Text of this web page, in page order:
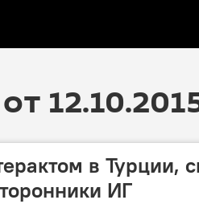
в Турции,
ИГ